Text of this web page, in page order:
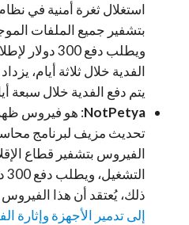
استغلال ثغرة أمنية في
بتشفير جميع الملفات
ويطلب دفع 300
يتم دفع الفدية خلال سبعة
NotPetya
تحديث مزيف لبرنامج
الفيروس بتشفير قطاع
ذلك، يُعتقد أن هذا
إلى تدمير الأجهزة وإثارة